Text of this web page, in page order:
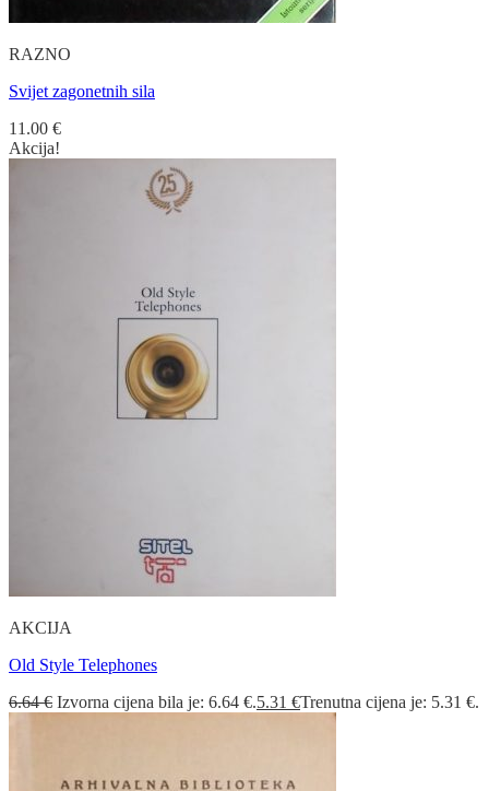
RAZNO
Svijet zagonetnih sila
11.00 €
Akcija!
AKCIJA
Old Style Telephones
6.64€ Izvorna cijena bila je: 6.64 €.5.31 €Trenutna cijena je: 5.31 €.